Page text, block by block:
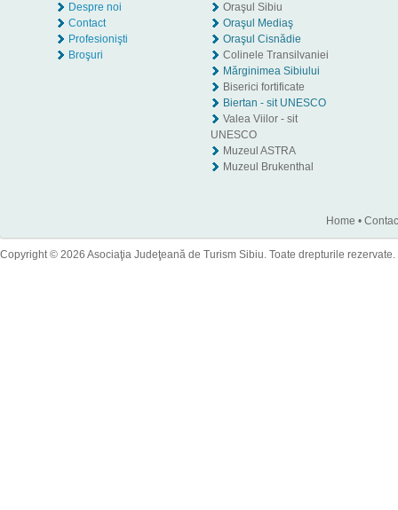
Despre noi
Contact
Profesionişti
Broşuri
Oraşul Sibiu
Oraşul Mediaş
Oraşul Cisnădie
Colinele Transilvaniei
Mărginimea Sibiului
Biserici fortificate
Biertan - sit UNESCO
Valea Viilor - sit
UNESCO
Muzeul ASTRA
Muzeul Brukenthal
Home •
Copyright © 2026 Asociaţia Judeţeană de Turism Sibiu. Toate drepturile rezervate.